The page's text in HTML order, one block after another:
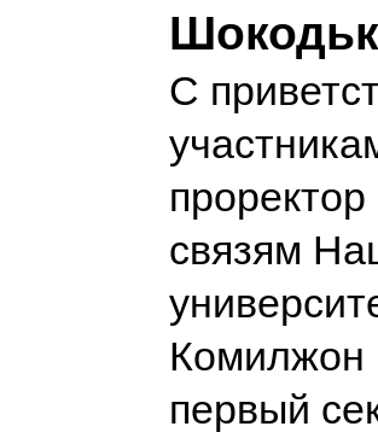
С
связям
Комилжон
первый